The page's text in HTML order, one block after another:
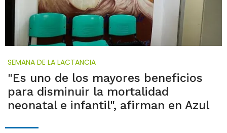
SEMANA DE LA LACTANCIA
"Es uno de los mayores beneficios
para disminuir la mortalidad
neonatal e infantil", afirman en Azul